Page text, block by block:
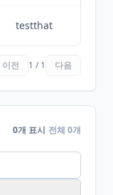
testthat
이전 1 / 1 다음
0개 표시 전체 0개